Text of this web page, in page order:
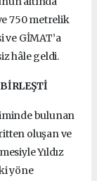
750 metrelik
ve GİMAT’a
hâle geldi.
bulunan
oluşan ve
Yıldız
yöne